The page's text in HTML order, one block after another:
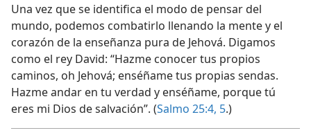
Una vez que se identifica el modo de pensar del
mundo, podemos combatirlo llenando la mente y el
corazón de la enseñanza pura de Jehová. Digamos
como el rey David: “Hazme conocer tus propios
caminos, oh Jehová; enséñame tus propias sendas.
Hazme andar en tu verdad y enséñame, porque tú
eres mi Dios de salvación”. (Salmo 25:4, 5.)